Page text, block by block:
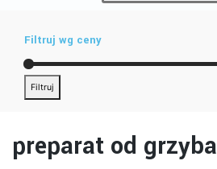
Filtruj wg ceny
Filtruj
preparat od grzyba